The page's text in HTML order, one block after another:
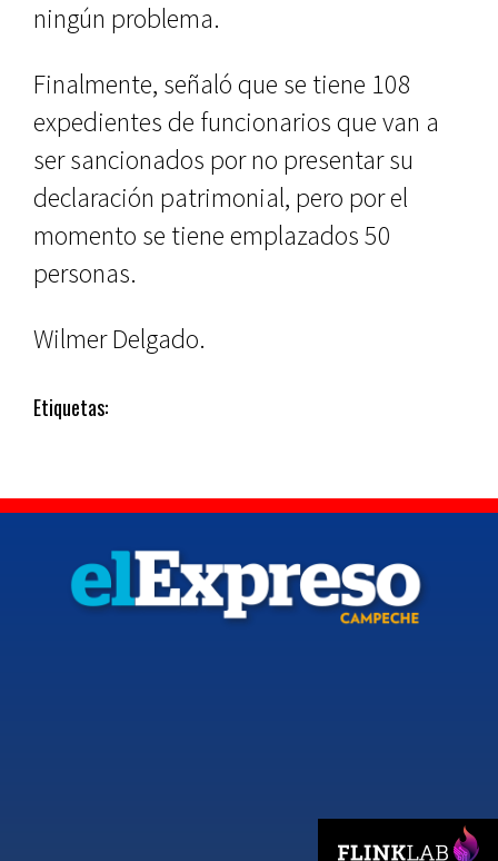
ningún problema.
Finalmente, señaló que se tiene 108
expedientes de funcionarios que van a
ser sancionados por no presentar su
declaración patrimonial, pero por el
momento se tiene emplazados 50
personas.
Wilmer Delgado.
Etiquetas: